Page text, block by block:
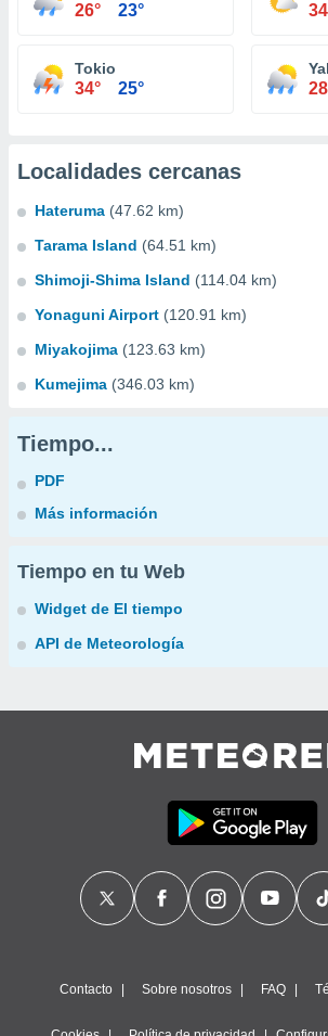
26° 23°
Tokio
34° 25°
Localidades cercanas
Hateruma (47.62 km)
Tarama Island (64.51 km)
Shimoji-Shima Island (114.04 km)
Yonaguni Airport (120.91 km)
Miyakojima (123.63 km)
Kumejima (346.03 km)
Tiempo...
PDF
Más información
Tiempo en tu Web
Widget de El tiempo
API de Meteorología
Contacto Sobre nosotros FAQ